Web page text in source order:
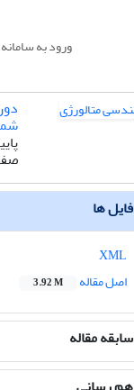
ورود به سامانه
فایل ها
اصل مقاله
3.92 M
سابقه مقاله